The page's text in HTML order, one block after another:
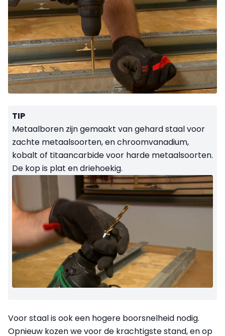
TIP
Metaalboren zijn gemaakt van gehard staal voor
zachte metaalsoorten, en chroomvanadium,
kobalt of titaancarbide voor harde metaalsoorten.
De kop is plat en driehoekig.
Voor staal is ook een hogere boorsnelheid nodig.
Opnieuw kozen we voor de krachtigste stand, en op